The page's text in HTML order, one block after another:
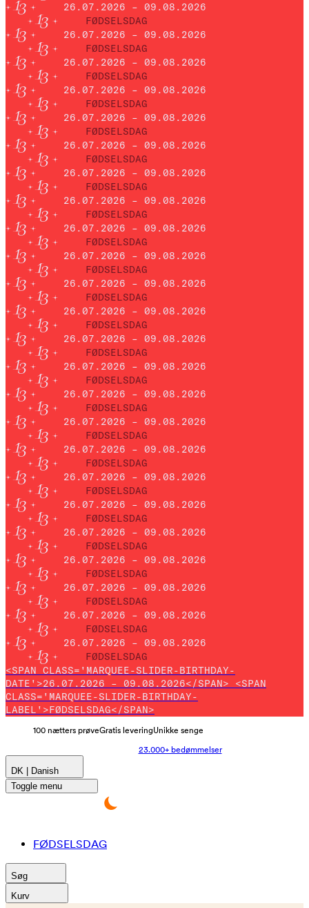
26.07.2026 – 09.08.2026
FØDSELSDAG
26.07.2026 – 09.08.2026
FØDSELSDAG
26.07.2026 – 09.08.2026
FØDSELSDAG
26.07.2026 – 09.08.2026
FØDSELSDAG
26.07.2026 – 09.08.2026
FØDSELSDAG
26.07.2026 – 09.08.2026
FØDSELSDAG
26.07.2026 – 09.08.2026
FØDSELSDAG
26.07.2026 – 09.08.2026
FØDSELSDAG
26.07.2026 – 09.08.2026
FØDSELSDAG
26.07.2026 – 09.08.2026
FØDSELSDAG
26.07.2026 – 09.08.2026
FØDSELSDAG
26.07.2026 – 09.08.2026
FØDSELSDAG
26.07.2026 – 09.08.2026
FØDSELSDAG
26.07.2026 – 09.08.2026
FØDSELSDAG
26.07.2026 – 09.08.2026
FØDSELSDAG
26.07.2026 – 09.08.2026
FØDSELSDAG
26.07.2026 – 09.08.2026
FØDSELSDAG
26.07.2026 – 09.08.2026
FØDSELSDAG
26.07.2026 – 09.08.2026
FØDSELSDAG
26.07.2026 – 09.08.2026
FØDSELSDAG
26.07.2026 – 09.08.2026
FØDSELSDAG
26.07.2026 – 09.08.2026
FØDSELSDAG
26.07.2026 – 09.08.2026
FØDSELSDAG
26.07.2026 – 09.08.2026
FØDSELSDAG
<SPAN CLASS='MARQUEE-SLIDER-BIRTHDAY-
DATE'>26.07.2026 – 09.08.2026</SPAN> <SPAN
CLASS='MARQUEE-SLIDER-BIRTHDAY-
LABEL'>FØDSELSDAG</SPAN>
100 nætters prøveGratis leveringUnikke senge
23.000+ bedømmelser
DK | Danish
Toggle menu
FØDSELSDAG
Søg
Kurv